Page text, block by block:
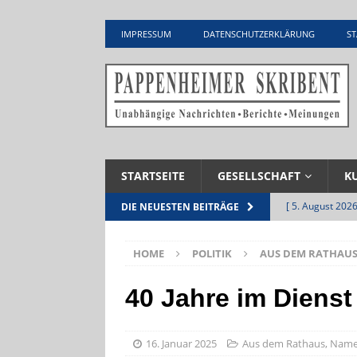
IMPRESSUM DATENSCHUTZERKLÄRUNG
STARTSEITE GESELLSCHAFT
DIE NEUESTEN BEITRÄGE [ 5. August
[ 5. August 2026
Zementwerk
HOME POLITIK AUS DEM RATHAUS
40 Jahre im
16. Januar 2025 Aus dem Rathaus,